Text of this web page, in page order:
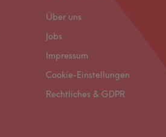
Über uns
Jobs
Impressum
Cookie-Einstellungen
Rechtliches & GDPR